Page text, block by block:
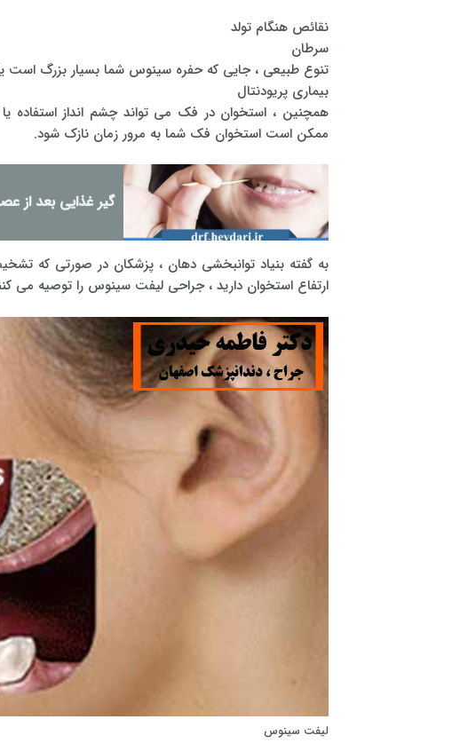
نقائص هنگام تولد
سرطان
تنوع طبیعی ، جایی که حفره سینوس شما بسیار بزرگ است
بیماری پریودنتال
همچنین ، استخوان در فک می تواند چشم انداز استفاده
ممکن است استخوان فک شما به مرور زمان نازک شود.
گیر غذایی بعد از
ارتفاع استخوان دارید ، جراحی لیفت سینوس را توصیه می
لیفت سینوس